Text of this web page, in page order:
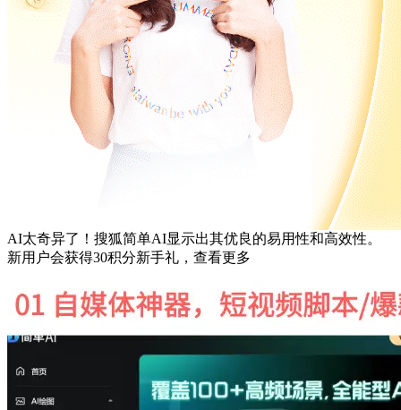
AI太奇异了！搜狐简单AI显示出其优良的易用性和高效性。
新用户会获得30积分新手礼，查看更多